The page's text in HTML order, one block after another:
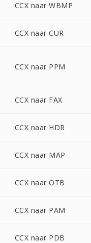
CCX naar WBMP
CCX naar CUR
CCX naar PPM
CCX naar FAX
CCX naar HDR
CCX naar MAP
CCX naar OTB
CCX naar PAM
CCX naar PDB